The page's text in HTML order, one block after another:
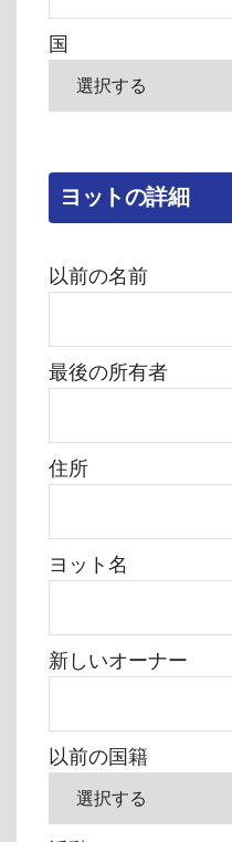
国
ヨットの詳細
以前の名前
最後の所有者
住所
ヨット名
新しいオーナー
以前の国籍